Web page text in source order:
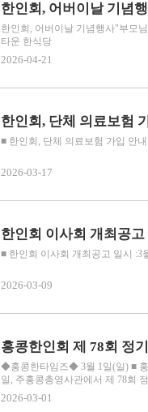
한인회, 어버이날 기념
한인회, 어버이날 기념행사"부모
타운 한식당
2026-04-21
한인회, 단체 의료보험
■ 한인회, 단체 의료보험 가입 안내
2026-03-17
한인회 이사회 개최공
■ 한인회 이사회 개최공고 일시 :3
2026-03-09
홍콩한인회 제 78회 정
◆홍콩한타임즈◆ 3월 1일(일) ■ 홍
일, 주홍콩총영사관에서 제 78회
2026-03-01